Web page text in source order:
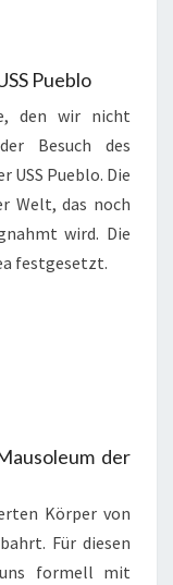
Pueblo
den wir nicht
Besuch des
USS Pueblo. Die
Welt, das noch
wird. Die
festgesetzt.
der
Körper von
Für diesen
uns formell mit